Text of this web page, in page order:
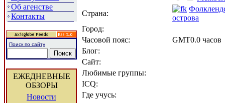
Об агенстве
Контакты
Поиск по сайту
ЕЖЕДНЕВНЫЕ
ОБЗОРЫ
Новости
Страна:
острова
Город:
Часовой пояс:
GMT0.0 часов
Блог:
Сайт:
Любимые группы:
ICQ:
Где учусь: